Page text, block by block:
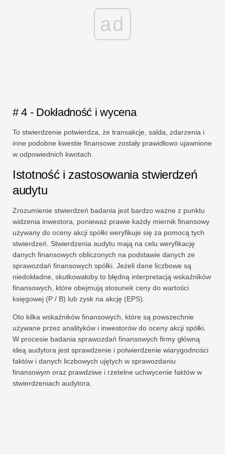
ad
# 4 - Dokładność i wycena
To stwierdzenie potwierdza, że ​​transakcje, salda, zdarzenia i
inne podobne kwestie finansowe zostały prawidłowo ujawnione
w odpowiednich kwotach.
Istotność i zastosowania stwierdzeń
audytu
Zrozumienie stwierdzeń badania jest bardzo ważne z punktu
widzenia inwestora, ponieważ prawie każdy miernik finansowy
używany do oceny akcji spółki weryfikuje się za pomocą tych
stwierdzeń. Stwierdzenia audytu mają na celu weryfikację
danych finansowych obliczonych na podstawie danych ze
sprawozdań finansowych spółki. Jeżeli dane liczbowe są
niedokładne, skutkowałoby to błędną interpretacją wskaźników
finansowych, które obejmują stosunek ceny do wartości
księgowej (P / B) lub zysk na akcję (EPS).
Oto kilka wskaźników finansowych, które są powszechnie
używane przez analityków i inwestorów do oceny akcji spółki.
W procesie badania sprawozdań finansowych firmy główną
ideą audytora jest sprawdzenie i potwierdzenie wiarygodności
faktów i danych liczbowych ujętych w sprawozdaniu
finansowym oraz prawdziwe i rzetelne uchwycenie faktów w
stwierdzeniach audytora.